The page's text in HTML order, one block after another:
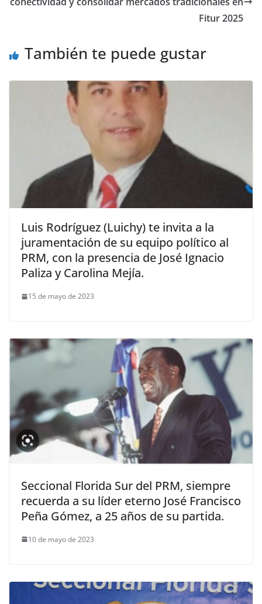
Fitur 2025
También te puede gustar
Luis Rodríguez (Luichy) te invita a la
juramentación de su equipo político al
PRM, con la presencia de José Ignacio
Paliza y Carolina Mejía.
15 de mayo de 2023
Seccional Florida Sur del PRM, siempre
recuerda a su líder eterno José Francisco
Peña Gómez, a 25 años de su partida.
10 de mayo de 2023